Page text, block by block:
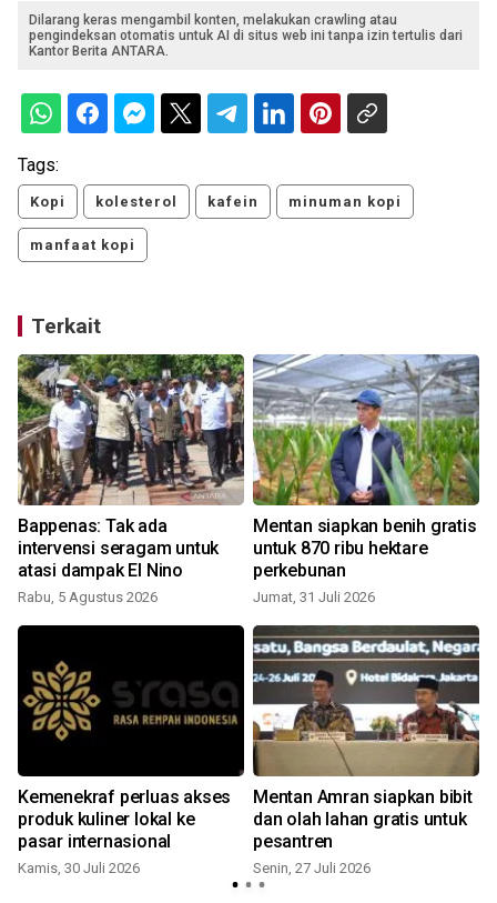
Dilarang keras mengambil konten, melakukan crawling atau
pengindeksan otomatis untuk AI di situs web ini tanpa izin tertulis dari
Kantor Berita ANTARA.
Tags:
Kopi kolesterol kafein minuman kopi
manfaat kopi
Terkait
Bappenas: Tak ada
intervensi seragam untuk
atasi dampak El Nino
Rabu, 5 Agustus 2026
Mentan siapkan benih gratis
untuk 870 ribu hektare
perkebunan
Jumat, 31 Juli 2026
Kemenekraf perluas akses
produk kuliner lokal ke
pasar internasional
Kamis, 30 Juli 2026
Mentan Amran siapkan bibit
dan olah lahan gratis untuk
pesantren
Senin, 27 Juli 2026